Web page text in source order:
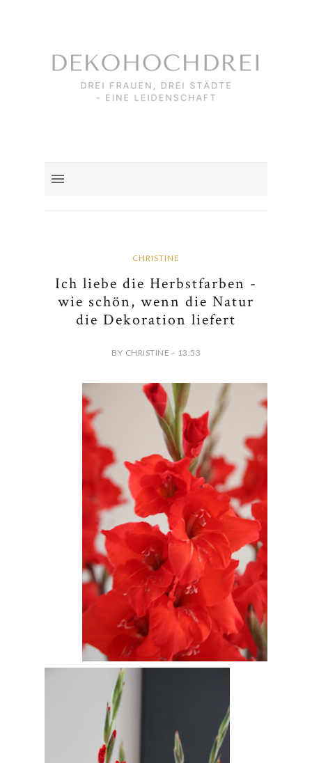
CHRISTINE
Ich liebe die Herbstfarben -
wie schön, wenn die Natur
die Dekoration liefert
BY CHRISTINE - 13:53